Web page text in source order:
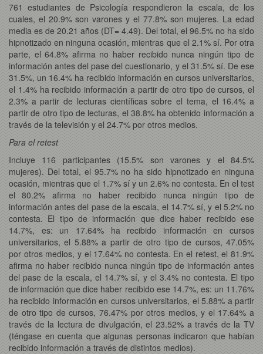
761 estudiantes de Psicología respondieron la escala, de los
cuales, el 20.9% son varones y el 77.8% son mujeres. La edad
media es de 20.21 años (DT= 4.49). Del total, el 96.5% no ha sido
hipnotizado en ninguna ocasión, mientras que el 2.1% sí. Por otra
parte, el 64.8% afirma no haber recibido nunca ningún tipo de
información antes del pase del cuestionario, y el 31.5% sí. De ese
31.5%, un 16.4% ha recibido información en cursos universitarios,
el 1.4% ha recibido información a partir de otro tipo de cursos, el
2.3% a partir de lecturas científicas sobre el tema, el 16.4% a
partir de otro tipo de lecturas, el 38.8% ha obtenido información a
través de la televisión y el 24.7% por otros medios.
Para el retest
Incluye 116 participantes (15.5% son varones y el 84.5%
mujeres). Del total, el 95.7% no ha sido hipnotizado en ninguna
ocasión, mientras que el 1.7% sí y un 2.6% no contesta. En el test
el 80.2% afirma no haber recibido nunca ningún tipo de
información antes del pase de la escala, el 14.7% sí, y el 5.2% no
contesta. El tipo de información que dice haber recibido ese
14.7%, es: un 17.64% ha recibido información en cursos
universitarios, el 5.88% a partir de otro tipo de cursos, 47.05%
por otros medios, y el 17.64% no contesta. En el retest, el 81.9%
afirma no haber recibido nunca ningún tipo de información antes
del pase de la escala, el 14.7% sí, y el 3.4% no contesta. El tipo
de información que dice haber recibido ese 14.7%, es: un 11.76%
ha recibido información en cursos universitarios, el 5.88% a partir
de otro tipo de cursos, 76.47% por otros medios, y el 17.64% a
través de la lectura de divulgación, el 23.52% a través de la TV
(téngase en cuenta que algunas personas indicaron que habían
recibido información a través de distintos medios).